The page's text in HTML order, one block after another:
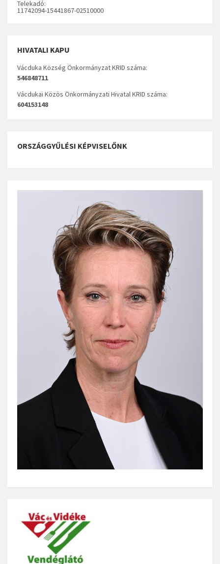
Telekadó:
11742094-15441867-02510000
HIVATALI KAPU
Vácduka Község Önkormányzat KRID száma:
546848711
Vácdukai Közös Önkormányzati Hivatal KRID száma:
604153148
ORSZÁGGYŰLÉSI KÉPVISELŐNK